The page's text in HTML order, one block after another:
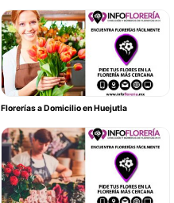
Florerías a Domicilio en Huejutla